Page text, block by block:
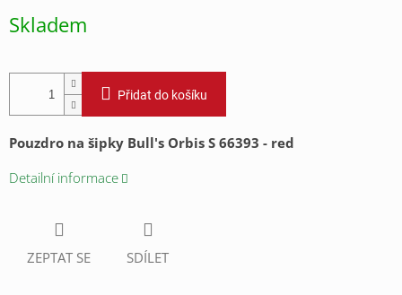
Skladem
Přidat do košíku
Pouzdro na šipky Bull's Orbis S 66393 - red
Detailní informace
ZEPTAT SE SDÍLET